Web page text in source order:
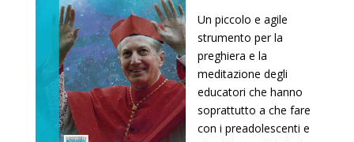
Un piccolo e agile
strumento per la
preghiera e la
meditazione degli
educatori che hanno
soprattutto a che fare
con i preadolescenti e